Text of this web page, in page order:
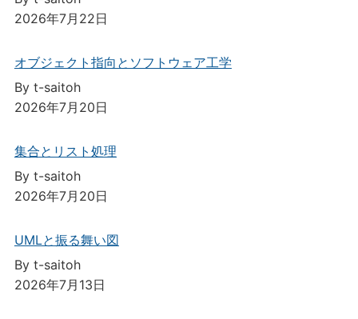
2026年7月22日
オブジェクト指向とソフトウェア工学
By t-saitoh
2026年7月20日
集合とリスト処理
By t-saitoh
2026年7月20日
UMLと振る舞い図
By t-saitoh
2026年7月13日